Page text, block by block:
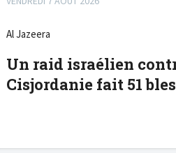
Al Jazeera
Un raid israélien
Cisjordanie fait 51